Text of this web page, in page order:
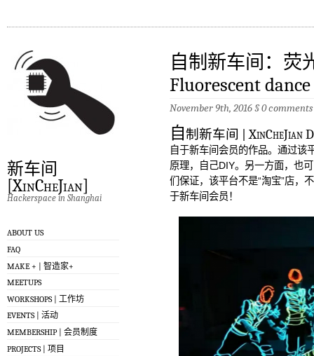
新车间
[XinCheJian]
Hackerspace in Shanghai
ABOUT US
FAQ
MAKE + | 智造家+
MEETUPS
WORKSHOPS | 工作坊
EVENTS | 活动
MEMBERSHIP | 会员制度
PROJECTS | 项目
自制新车间：荧
Fluorescent
November 9th, 2016§0 comments
自制新车间 |
自于新车间会员的作品。通过该
原理，自己DIY。另一方面，也
们保证，该平台不是“淘宝”店，
于新车间会员！